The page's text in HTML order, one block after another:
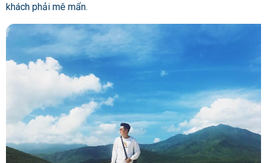
khách phải mê mẩn.